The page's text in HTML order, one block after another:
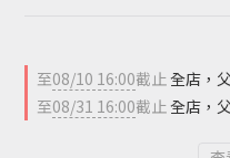
至08/10 16:00截止全店，
至08/31 16:00截止全店，